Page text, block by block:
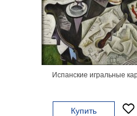
Испанские игральные
Купить